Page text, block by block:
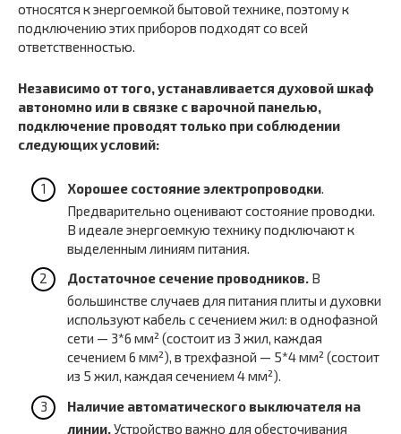
относятся к энергоемкой бытовой технике, поэтому к
подключению этих приборов подходят со всей
ответственностью.
Независимо от того, устанавливается духовой шкаф
автономно или в связке с варочной панелью,
подключение проводят только при соблюдении
следующих условий:
Хорошее состояние электропроводки.
Предварительно оценивают состояние проводки.
В идеале энергоемкую технику подключают к
выделенным линиям питания.
Достаточное сечение проводников. В
большинстве случаев для питания плиты и духовки
используют кабель с сечением жил: в однофазной
сети — 3*6 мм² (состоит из 3 жил, каждая
сечением 6 мм²), в трехфазной — 5*4 мм² (состоит
из 5 жил, каждая сечением 4 мм²).
Наличие автоматического выключателя на
линии.Устройство важно для обесточивания